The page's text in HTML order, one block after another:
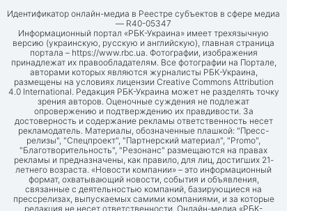
Идентификатор онлайн-медиа в Реестре субъектов в сфере медиа
— R40-05347
Информационный портал «РБК-Украина» имеет трехязычную
версию (украинскую, русскую и английскую), главная страница
портала – https://www.rbc.ua. Фотографии, изображения
принадлежат их правообладателям. Все фотографии на Портале,
авторами которых являются журналисты РБК-Украина,
размещены на условиях лицензии Creative Commons Attribution
4.0 International. Редакция РБК-Украина может не разделять точку
зрения авторов. Оценочные суждения не подлежат
опровержению и подтверждению их правдивости. За
достоверность и содержание рекламы ответственность несет
рекламодатель. Материалы, обозначенные плашкой: "Пресс-
релизы", "Спецпроект", "Партнерский материал", "Promo",
"Благотворительность", "Резонанс" размещаются на правах
рекламы и предназначены, как правило, для лиц, достигших 21-
летнего возраста. «Новости компании» – это информационный
формат, охватывающий новости, события и объявления,
связанные с деятельностью компаний, базирующиеся на
прессрелизах, выпускаемых самими компаниями, и за которые
редакция не несет ответственности. Онлайн-медиа «РБК-